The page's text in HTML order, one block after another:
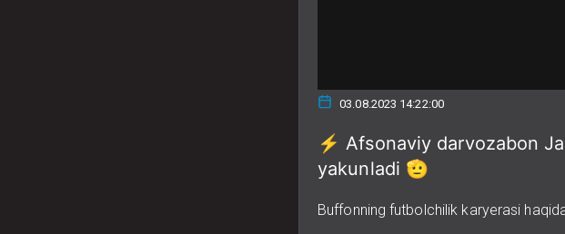
03.08.2023 14:22:00
⚡️ Afsonaviy darvozabon
yakunladi 🫡
Buffonning futbolchilik karyerasi